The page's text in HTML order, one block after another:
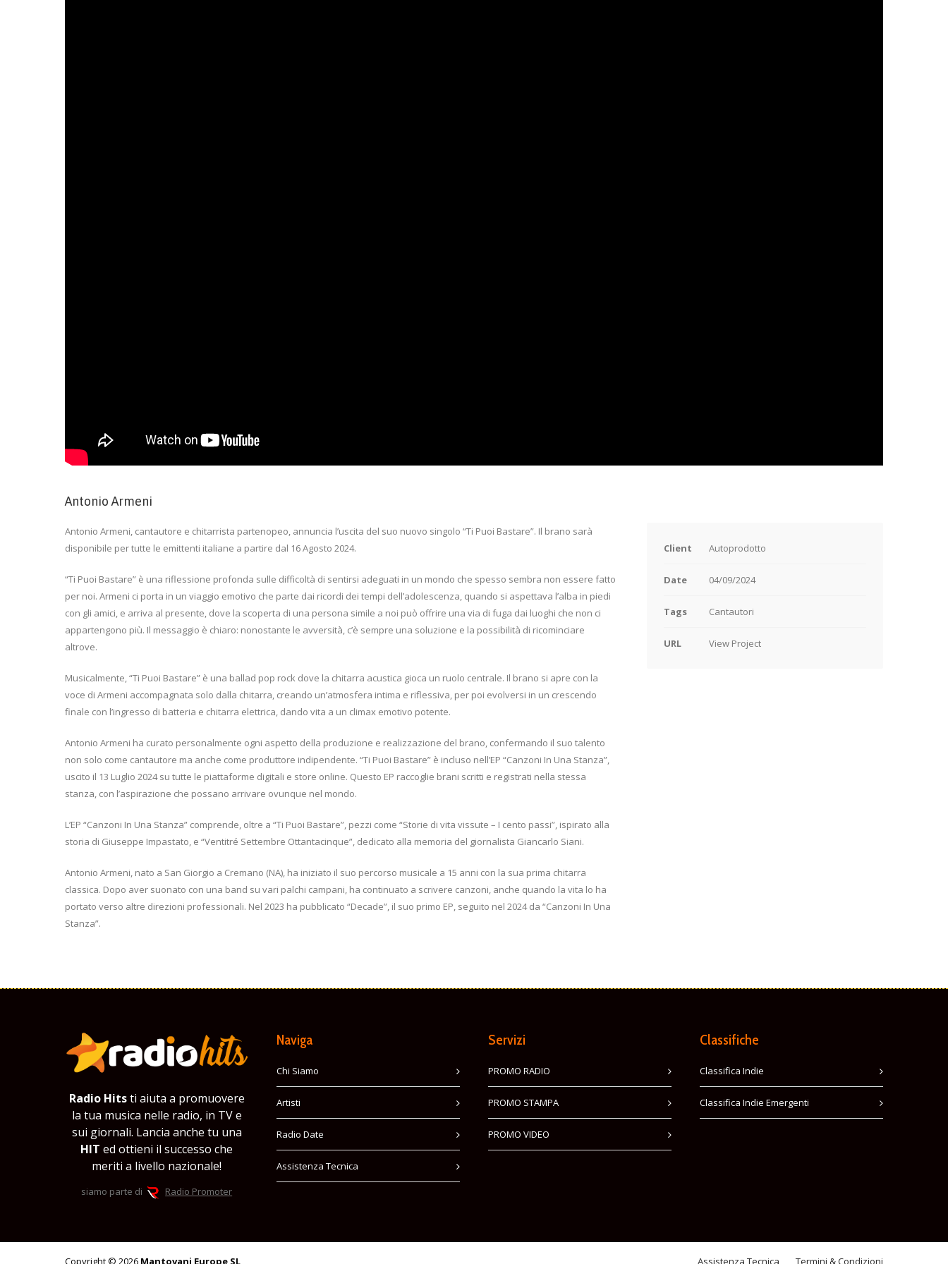
Antonio Armeni
Antonio Armeni, cantautore e chitarrista partenopeo, annuncia l’uscita del suo nuovo singolo “Ti Puoi Bastare”. Il brano sarà
disponibile per tutte le emittenti italiane a partire dal 16 Agosto 2024.
“Ti Puoi Bastare” è una riflessione profonda sulle difficoltà di sentirsi adeguati in un mondo che spesso sembra non essere fatto
per noi. Armeni ci porta in un viaggio emotivo che parte dai ricordi dei tempi dell’adolescenza, quando si aspettava l’alba in piedi
con gli amici, e arriva al presente, dove la scoperta di una persona simile a noi può offrire una via di fuga dai luoghi che non ci
appartengono più. Il messaggio è chiaro: nonostante le avversità, c’è sempre una soluzione e la possibilità di ricominciare
altrove.
Musicalmente, “Ti Puoi Bastare” è una ballad pop rock dove la chitarra acustica gioca un ruolo centrale. Il brano si apre con la
voce di Armeni accompagnata solo dalla chitarra, creando un’atmosfera intima e riflessiva, per poi evolversi in un crescendo
finale con l’ingresso di batteria e chitarra elettrica, dando vita a un climax emotivo potente.
Antonio Armeni ha curato personalmente ogni aspetto della produzione e realizzazione del brano, confermando il suo talento
non solo come cantautore ma anche come produttore indipendente. “Ti Puoi Bastare” è incluso nell’EP “Canzoni In Una Stanza”,
uscito il 13 Luglio 2024 su tutte le piattaforme digitali e store online. Questo EP raccoglie brani scritti e registrati nella stessa
stanza, con l’aspirazione che possano arrivare ovunque nel mondo.
L’EP “Canzoni In Una Stanza” comprende, oltre a “Ti Puoi Bastare”, pezzi come “Storie di vita vissute – I cento passi”, ispirato alla
storia di Giuseppe Impastato, e “Ventitré Settembre Ottantacinque”, dedicato alla memoria del giornalista Giancarlo Siani.
Antonio Armeni, nato a San Giorgio a Cremano (NA), ha iniziato il suo percorso musicale a 15 anni con la sua prima chitarra
classica. Dopo aver suonato con una band su vari palchi campani, ha continuato a scrivere canzoni, anche quando la vita lo ha
portato verso altre direzioni professionali. Nel 2023 ha pubblicato “Decade”, il suo primo EP, seguito nel 2024 da “Canzoni In Una
Stanza”.
Client Autoprodotto
Date 04/09/2024
Tags Cantautori
URL View Project
Radio Hitsti aiuta a promuovere
la tua musica nelle radio, in TV e
sui giornali. Lancia anche tu una
HIT ed ottieni il successo che
meriti a livello nazionale!
siamo parte di Radio Promoter
Naviga
Chi Siamo
Artisti
Radio Date
Assistenza Tecnica
Servizi
PROMO RADIO
PROMO STAMPA
PROMO VIDEO
Classifiche
Classifica Indie
Classifica Indie Emergenti
Copyright © 2026 Mantovani Europe SL Assistenza Tecnica Termini & Condizioni